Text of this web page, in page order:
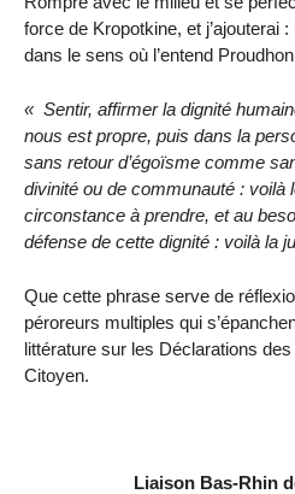
force de Kropotkine, et j’ajouterai
dans le sens où l’entend
Sentir, affirmer la dignité
nous est propre, puis dans la
sans retour d’égoïsme comme
divinité ou de commu­nauté : voilà
circonstance à prendre, et au
défense de cette dignité : voilà la
Que cette phrase serve de
péroreurs mul­tiples qui
littérature sur les Décla­rations
Citoyen.
Liaison Bas-Rhin